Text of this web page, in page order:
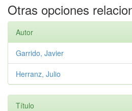
Otras opciones
Autor
Garrido, Javier
Herranz, Julio
Título